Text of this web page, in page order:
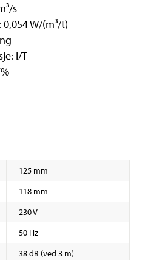
s
W/(m³/t)
I/T
125 mm
118 mm
230 V
50 Hz
38 dB (ved 3 m)